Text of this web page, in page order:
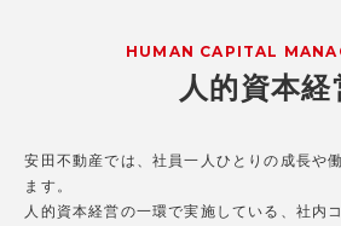
HUMAN CAPITAL
人的資本経
安田不動産では、社員一人ひとりの成長や
ます。
人的資本経営の一環で実施している、社内